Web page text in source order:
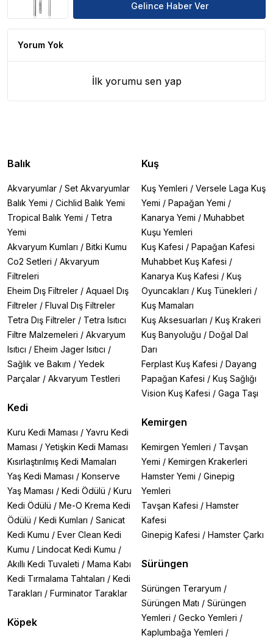
Gelince Haber Ver
Yorum Yok
İlk yorumu sen yap
Balık
Akvaryumlar / Set Akvaryumlar
Balık Yemi / Cichlid Balık Yemi
Tropical Balık Yemi / Tetra
Yemi
Akvaryum Kumları / Bitki Kumu
Co2 Setleri / Akvaryum
Filtreleri
Eheim Dış Filtreler / Aquael Dış
Filtreler / Fluval Dış Filtreler
Tetra Dış Filtreler / Tetra Isıtıcı
Filtre Malzemeleri / Akvaryum
Isıtıcı / Eheim Jager Isıtıcı /
Sağlık ve Bakım / Yedek
Parçalar / Akvaryum Testleri
Kedi
Kuru Kedi Maması / Yavru Kedi
Maması / Yetişkin Kedi Maması
Kısırlaştırılmış Kedi Mamaları
Yaş Kedi Maması / Konserve
Yaş Maması / Kedi Ödülü / Kuru
Kedi Ödülü / Me-O Krema Kedi
Ödülü / Kedi Kumları / Sanicat
Kedi Kumu / Ever Clean Kedi
Kumu / Lindocat Kedi Kumu /
Akıllı Kedi Tuvaleti / Mama Kabı
Kedi Tırmalama Tahtaları / Kedi
Tarakları / Furminator Taraklar
Köpek
Kuş
Kuş Yemleri / Versele Laga Kuş
Yemi / Papağan Yemi /
Kanarya Yemi / Muhabbet
Kuşu Yemleri
Kuş Kafesi / Papağan Kafesi
Muhabbet Kuş Kafesi /
Kanarya Kuş Kafesi / Kuş
Oyuncakları / Kuş Tünekleri /
Kuş Mamaları
Kuş Aksesuarları / Kuş Krakeri
Kuş Banyoluğu / Doğal Dal
Darı
Ferplast Kuş Kafesi / Dayang
Papağan Kafesi / Kuş Sağlığı
Vision Kuş Kafesi / Gaga Taşı
Kemirgen
Kemirgen Yemleri / Tavşan
Yemi / Kemirgen Krakerleri
Hamster Yemi / Ginepig
Yemleri
Tavşan Kafesi / Hamster
Kafesi
Ginepig Kafesi / Hamster Çarkı
Sürüngen
Sürüngen Teraryum /
Sürüngen Matı / Sürüngen
Yemleri / Gecko Yemleri /
Kaplumbağa Yemleri /